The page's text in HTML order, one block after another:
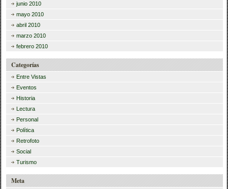
junio 2010
mayo 2010
abril 2010
marzo 2010
febrero 2010
Categorías
Entre Vistas
Eventos
Historia
Lectura
Personal
Política
Retrofoto
Social
Turismo
Meta